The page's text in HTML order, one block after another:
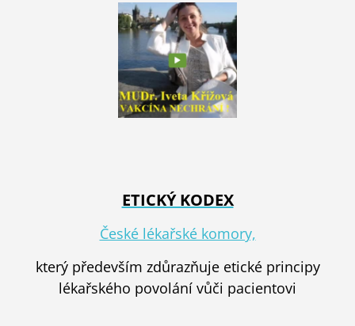
ETICKÝ KODEX
České lékařské komory,
který především zdůrazňuje etické principy
lékařského povolání vůči pacientovi